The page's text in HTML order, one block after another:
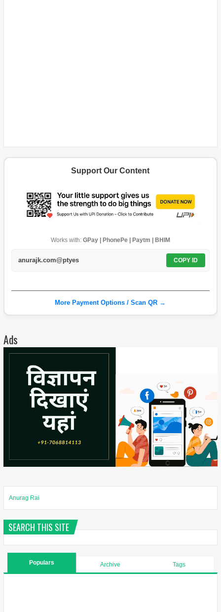
Support Our Content
Works with: GPay | PhonePe | Paytm | BHIM
anurajk.com@ptyes COPY ID
More Payment Options / Scan QR →
Ads
Anurag Rai
SEARCH THIS SITE
Populars Archive Tags